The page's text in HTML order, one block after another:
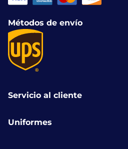
Métodos de envío
Servicio al cliente
Uniformes